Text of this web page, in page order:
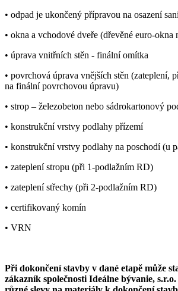
• odpad je ukončený přípravou na osazení
• okna a vchodové dveře (dřevěné euro-okna
• úprava vnitřních stěn - finální omítka
• povrchová úprava vnějších stěn (zateplení,
na finální povrchovou úpravu)
• strop – železobeton nebo sádrokartonový
• konstrukční vrstvy podlahy přízemí
• konstrukční vrstvy podlahy na poschodí (u
• zateplení stropu (při 1-podlažním RD)
• zateplení střechy (při 2-podlažním RD)
• certifikovaný komín
• VRN
Při dokončení stavby v dané etapě může
zákazník společnosti Ideálne bývanie,